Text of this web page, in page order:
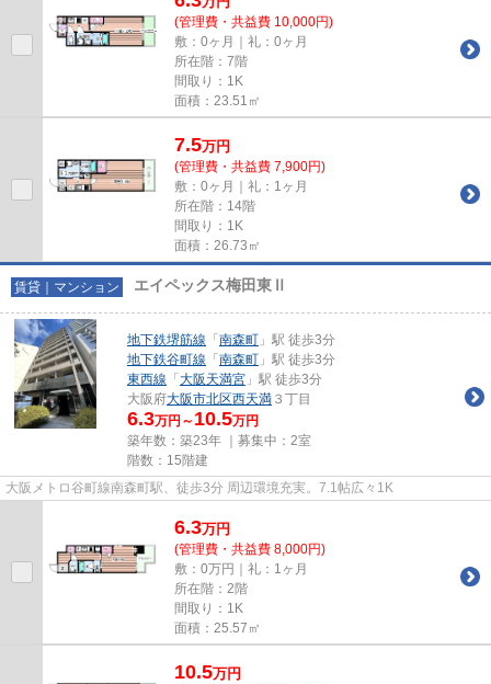
(管理費・共益費 10,000円)
敷：0ヶ月｜礼：0ヶ月
所在階：7階
間取り：1K
面積：23.51㎡
7.5万円
(管理費・共益費 7,900円)
敷：0ヶ月｜礼：1ヶ月
所在階：14階
間取り：1K
面積：26.73㎡
賃貸｜マンション エイペックス梅田東Ⅱ
地下鉄堺筋線 「 南森町 」駅 徒歩3分
地下鉄谷町線 「 南森町 」駅 徒歩3分
東西線 「 大阪天満宮 」駅 徒歩3分
大阪府大阪市北区西天満 ３丁目
6.3万円～ 10.5万円
築年数：築23年 ｜募集中： 2室
階数：15階建
大阪メトロ谷町線南森町駅、徒歩3分 周辺環境充実。7.1帖広々1K
6.3万円
(管理費・共益費 8,000円)
敷：0万円｜礼：1ヶ月
所在階：2階
間取り：1K
面積：25.57㎡
10.5万円